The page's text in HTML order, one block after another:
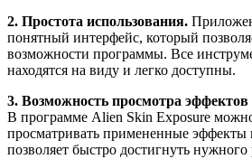
2. Простота использования.
понятный интерфейс, который
возможности программы. Все
находятся на виду и легко доступны.
3. Возможность просмотра
В программе Alien Skin Exposure
просматривать примененные эффекты
позволяет быстро достигнуть нужного